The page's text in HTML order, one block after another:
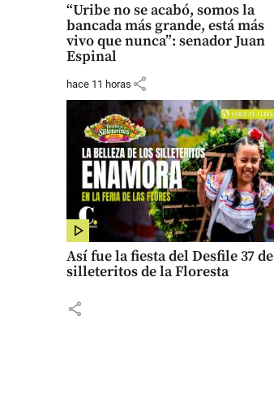
“Uribe no se acabó, somos la
bancada más grande, está más
vivo que nunca”: senador Juan
Espinal
hace 11 horas share
Así fue la fiesta del Desfile 37 de
silleteritos de la Floresta
share